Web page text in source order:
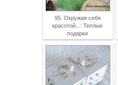
95. Окружая себя
красотой...: Теплые
подарки